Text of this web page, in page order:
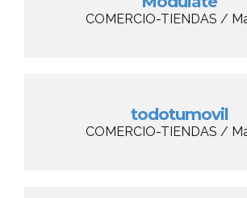
COMERCIO-TIENDAS /
todotumovil
COMERCIO-TIENDAS /